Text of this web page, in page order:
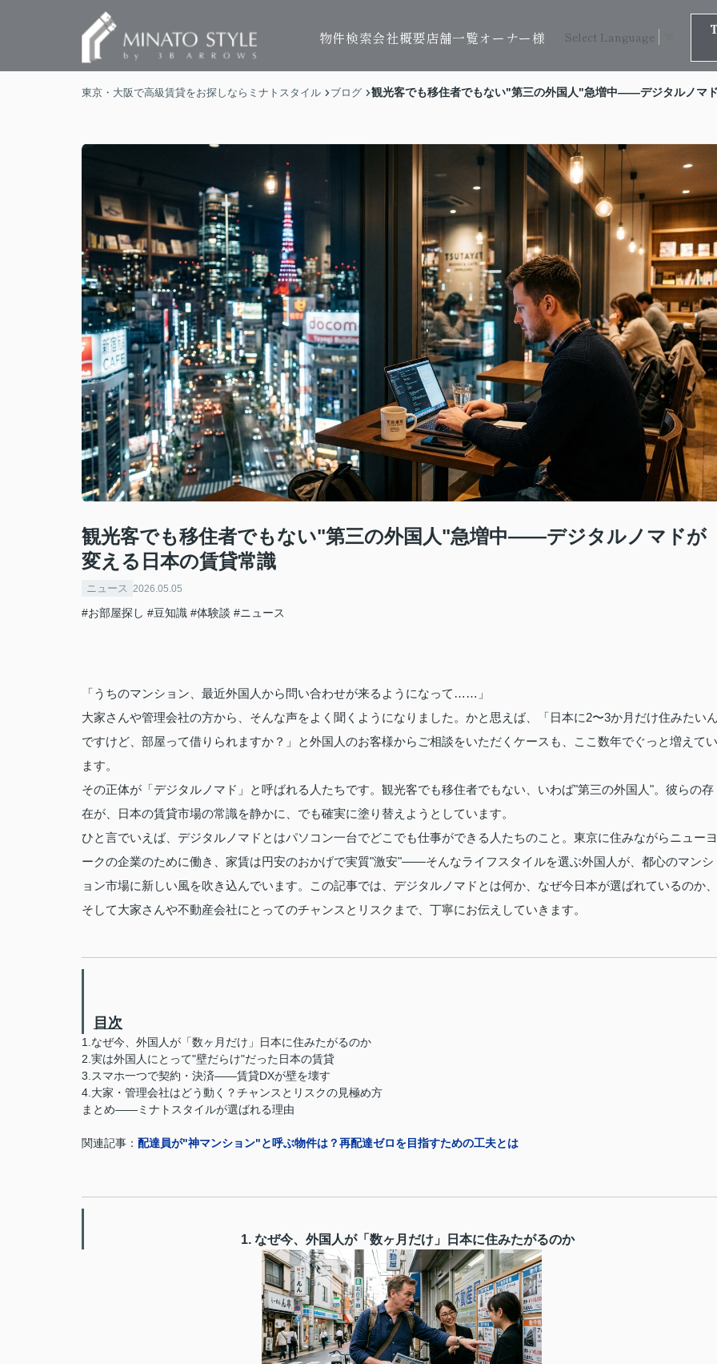
物件検索会社概要店舗一覧オーナー様 Select Language
東京・大阪で高級賃貸をお探しならミナトスタイル ブログ 観光客でも移住者でもない"第三の外国人"急増中——デジタルノマ
観光客でも移住者でもない"第三の外国人"急増中——デジタルノマドが
変える日本の賃貸常識
ニュース 2026.05.05
#お部屋探し #豆知識 #体験談 #ニュース
「うちのマンション、最近外国人から問い合わせが来るようになって……」
大家さんや管理会社の方から、そんな声をよく聞くようになりました。かと思えば、「日本に2〜3か月だけ住みたい
ですけど、部屋って借りられますか？」と外国人のお客様からご相談をいただくケースも、ここ数年でぐっと増えてい
ます。
その正体が「デジタルノマド」と呼ばれる人たちです。観光客でも移住者でもない、いわば"第三の外国人"。彼らの存
在が、日本の賃貸市場の常識を静かに、でも確実に塗り替えようとしています。
ひと言でいえば、デジタルノマドとはパソコン一台でどこでも仕事ができる人たちのこと。東京に住みながらニューヨ
ークの企業のために働き、家賃は円安のおかげで実質"激安"——そんなライフスタイルを選ぶ外国人が、都心のマンシ
ョン市場に新しい風を吹き込んでいます。この記事では、デジタルノマドとは何か、なぜ今日本が選ばれているのか、
そして大家さんや不動産会社にとってのチャンスとリスクまで、丁寧にお伝えしていきます。
目次
1.なぜ今、外国人が「数ヶ月だけ」日本に住みたがるのか
2.実は外国人にとって"壁だらけ"だった日本の賃貸
3.スマホ一つで契約・決済——賃貸DXが壁を壊す
4.大家・管理会社はどう動く？チャンスとリスクの見極め方
まとめ——ミナトスタイルが選ばれる理由
関連記事： 配達員が"神マンション"と呼ぶ物件は？再配達ゼロを目指すための工夫とは
1. なぜ今、外国人が「数ヶ月だけ」日本に住みたがるのか